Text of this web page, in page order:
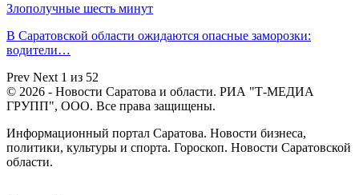
Злополучные шесть минут
В Саратовской области ожидаются опасные заморозки:
водители…
Prev Next 1 из 52
© 2026 - Новости Саратова и области. РИА "Т-МЕДИА
ГРУПП", ООО. Все права защищены.
Информационный портал Саратова. Новости бизнеса,
политики, культуры и спорта. Гороскоп. Новости Саратовской
области.